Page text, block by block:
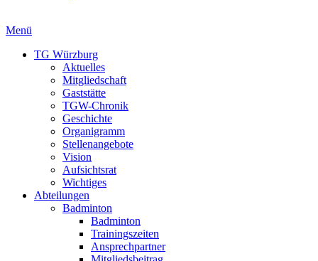
Menü
TG Würzburg
Aktuelles
Mitgliedschaft
Gaststätte
TGW-Chronik
Geschichte
Organigramm
Stellenangebote
Vision
Aufsichtsrat
Wichtiges
Abteilungen
Badminton
Badminton
Trainingszeiten
Ansprechpartner